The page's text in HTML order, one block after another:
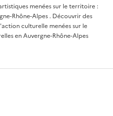
menées sur le territoire :
Rhône-Alpes . Découvrir des
culturelle menées sur le
en Auvergne-Rhône-Alpes